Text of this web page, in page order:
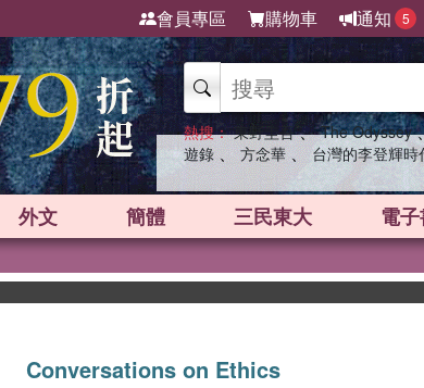
會員專區 購物車 通知 5
熱搜： 東野圭吾 、 The Odyssey
遊錄 、 方念華 、 台灣的李登輝時
外文 簡體 三民東大 電
Conversations on Ethics